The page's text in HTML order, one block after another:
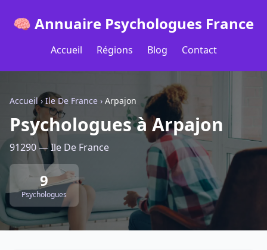
🧠 Annuaire Psychologues France
Accueil Régions Blog Contact
Accueil› Ile De France › Arpajon
Psychologues à Arpajon
91290 — Ile De France
9
Psychologues